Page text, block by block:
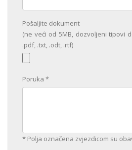
Pošaljite dokument
(ne veći od 5MB, dozvoljeni tipovi
.pdf, .txt, .odt, .rtf)
Poruka *
* Polja označena zvjezdicom su